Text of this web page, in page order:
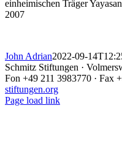
einheimischen Träger
2007
John Adrian2022-09-
Schmitz Stiftungen ·
Fon +49 211 3983770 · Fax
stiftungen.org
Page load link